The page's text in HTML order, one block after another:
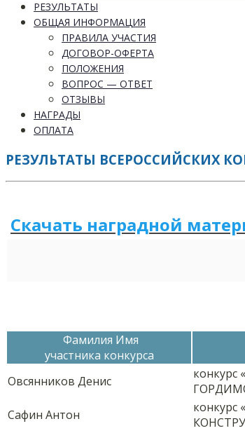
РЕЗУЛЬТАТЫ
ОБЩАЯ ИНФОРМАЦИЯ
ПРАВИЛА УЧАСТИЯ
ДОГОВОР-ОФЕРТА
ПОЛОЖЕНИЯ
ВОПРОС — ОТВЕТ
ОТЗЫВЫ
НАГРАДЫ
ОПЛАТА
РЕЗУЛЬТАТЫ ВСЕРОССИЙСКИХ
Скачать наградной ма
Фамилия Имя
участника конкурса
Овсянников Денис
Сафин Антон
конкурс